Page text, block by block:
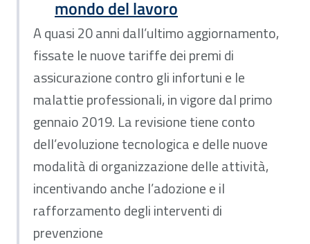
mondo del lavoro
A quasi 20 anni dall’ultimo aggiornamento,
fissate le nuove tariffe dei premi di
assicurazione contro gli infortuni e le
malattie professionali, in vigore dal primo
gennaio 2019. La revisione tiene conto
dell’evoluzione tecnologica e delle nuove
modalità di organizzazione delle attività,
incentivando anche l’adozione e il
rafforzamento degli interventi di
prevenzione